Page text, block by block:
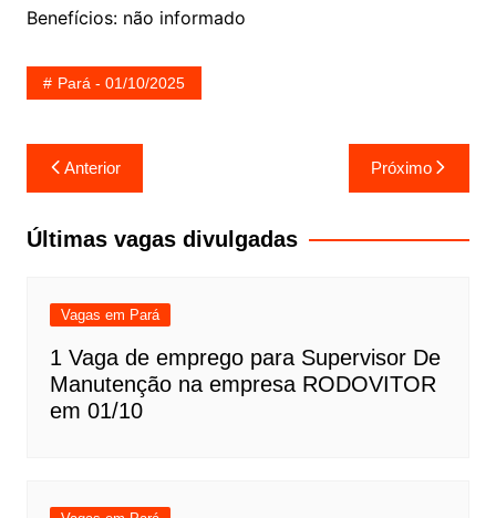
Benefícios: não informado
Pará - 01/10/2025
Navegação
de
Post
Anterior Próximo
Últimas vagas divulgadas
Vagas em Pará
1 Vaga de emprego para Supervisor De
Manutenção na empresa RODOVITOR
em 01/10